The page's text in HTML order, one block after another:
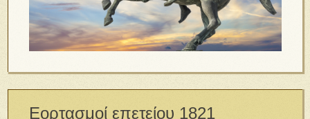
Εορτασμοί επετείου 1821